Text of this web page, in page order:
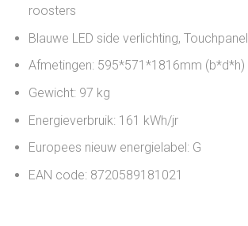
roosters
Blauwe LED side verlichting, Touchpanel
Afmetingen: 595*571*1816mm (b*d*h)
Gewicht: 97 kg
Energieverbruik: 161 kWh/jr
Europees nieuw energielabel: G
EAN code: 8720589181021